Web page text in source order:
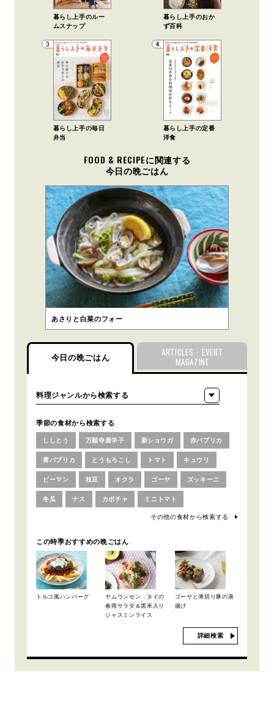
暮らし上手のルー
ムスナップ
暮らし上手のおか
ず百科
3
暮らし上手の毎日
弁当
4
暮らし上手の定番
洋食
FOOD & RECIPEに関連する
今日の晩ごはん
あさりと白菜のフォー
今日の晩ごはん
ARTICLES・EVENT
MAGAZINE
季節の食材から検索する
ししとう 万願寺唐辛子 新ショウガ 赤パプリカ
黄パプリカ とうもろこし トマト キュウリ
ピーマン 枝豆 オクラ ゴーヤ ズッキーニ
冬瓜 ナス カボチャ ミニトマト
その他の食材から検索する
この時季おすすめの晩ごはん
トルコ風ハンバーグ
ヤムウンセン タイの
春雨サラダ＆黒米入り
ジャスミンライス
ゴーヤと薄切り豚の唐
揚げ
詳細検索